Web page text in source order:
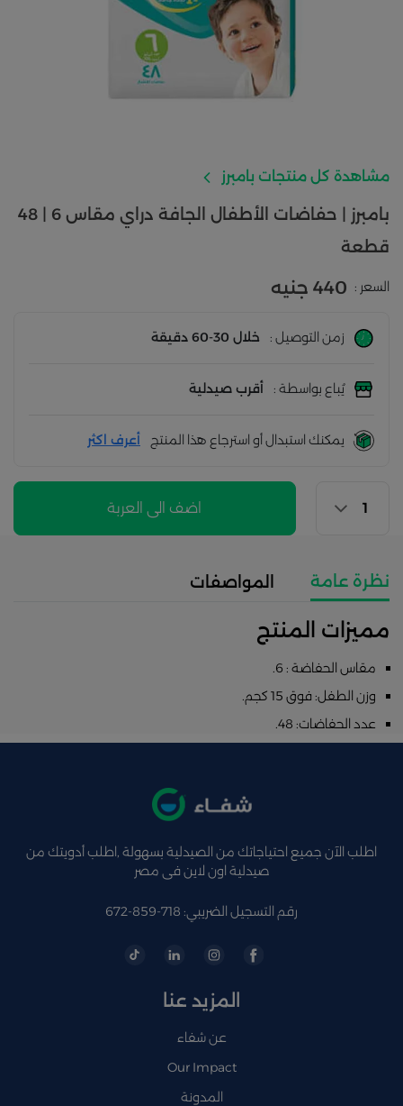
مشاهدة كل منتجات بامبرز
بامبرز | حفاضات الأطفال الجافة دراي مقاس 6 | 48
قطعة
السعر : 440 جنيه
زمن التوصيل : خلال 30-60 دقيقة
يُباع بواسطة : أقرب صيدلية
يمكنك استبدال أو استرجاع هذا المنتج أعرف اكثر
اضف الى العربة
نظرة عامة المواصفات
مميزات المنتج
مقاس الحفاضة ‏:‏ 6.
وزن الطفل: فوق 15 كجم.
عدد الحفاضات‏:‏ 48.
اطلب الآن جميع احتياجاتك من الصيدلية بسهولة ,اطلب أدويتك من
صيدلية اون لاين فى مصر
رقم التسجيل الضريبي: 718-859-672
المزيد عنا
عن شفاء
Our Impact
المدونة